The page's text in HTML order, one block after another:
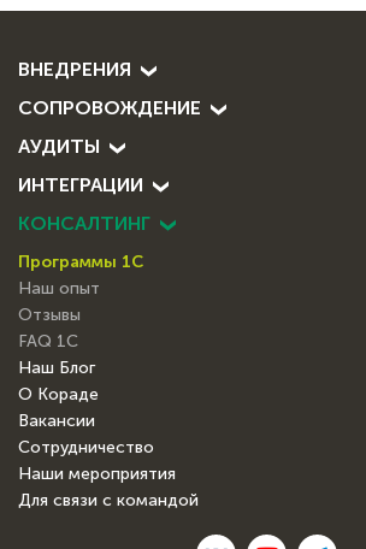
ВНЕДРЕНИЯ
СОПРОВОЖДЕНИЕ
КОНСАЛТИНГ
АУДИТЫ
ИНТЕГРАЦИИ
Программы 1С
Наш опыт
Отзывы
FAQ 1С
Наш Блог
О Кораде
Вакансии
Сотрудничество
Наши мероприятия
Для связи с командой